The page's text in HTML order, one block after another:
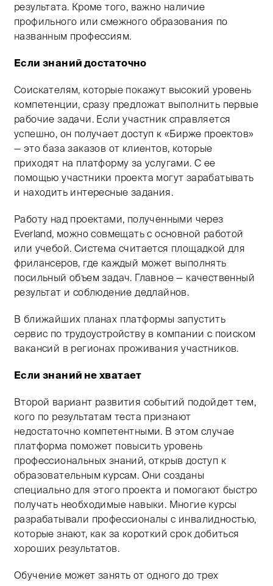
результата. Кроме того, важно наличие
профильного или смежного образования по
названным профессиям.
Если знаний достаточно
Соискателям, которые покажут высокий уровень
компетенции, сразу предложат выполнить первые
рабочие задачи. Если участник справляется
успешно, он получает доступ к «Бирже проектов»
— это база заказов от клиентов, которые
приходят на платформу за услугами. С ее
помощью участники проекта могут зарабатывать
и находить интересные задания.
Работу над проектами, полученными через
Everland, можно совмещать с основной работой
или учебой. Система считается площадкой для
фрилансеров, где каждый может выполнять
посильный объем задач. Главное — качественный
результат и соблюдение дедлайнов.
В ближайших планах платформы запустить
сервис по трудоустройству в компании с поиском
вакансий в регионах проживания участников.
Если знаний не хватает
Второй вариант развития событий подойдет тем,
кого по результатам теста признают
недостаточно компетентными. В этом случае
платформа поможет повысить уровень
профессиональных знаний, открыв доступ к
образовательным курсам. Они созданы
специально для этого проекта и помогают быстро
получать необходимые навыки. Многие курсы
разрабатывали профессионалы с инвалидностью,
которые знают, как за короткий срок добиться
хороших результатов.
Обучение может занять от одного до трех